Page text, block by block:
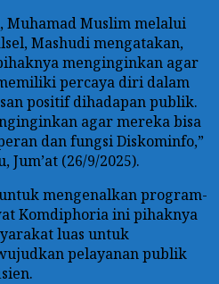
Muhamad Muslim melalui
Mashudi mengatakan,
menginginkan agar
percaya diri dalam
positif dihadapan publik.
agar mereka bisa
dan fungsi Diskominfo,”
(26/9/2025).
mengenalkan program-
Komdiphoria ini pihaknya
luas untuk
pelayanan publik